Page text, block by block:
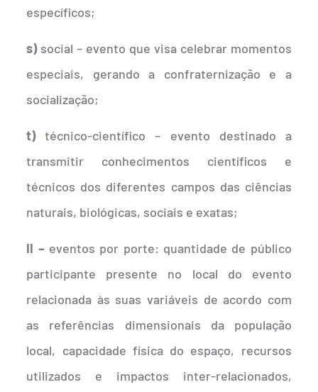
específicos;
s)social – evento que visa celebrar momentos
especiais, gerando a confraternização e a
socialização;
t)técnico-científico – evento destinado a
transmitir conhecimentos científicos e
técnicos dos diferentes campos das ciências
naturais, biológicas, sociais e exatas;
II – eventos por porte: quantidade de público
participante presente no local do evento
relacionada às suas variáveis de acordo com
as referências dimensionais da população
local, capacidade física do espaço, recursos
utilizados e impactos inter-relacionados,